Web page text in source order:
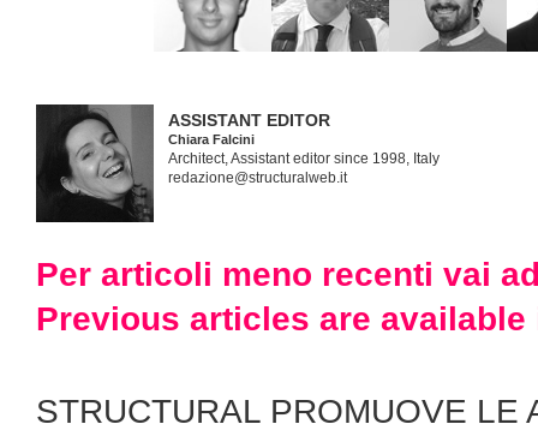
ASSISTANT EDITOR
Chiara Falcini
Architect, Assistant editor since 1998, Italy
redazione@structuralweb.it
Per articoli meno recenti vai
Previous articles are available
STRUCTURAL PROMUOVE LE